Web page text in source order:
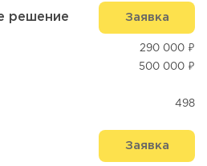
решение Заявка
290 000 ₽
500 000 ₽
498
Заявка